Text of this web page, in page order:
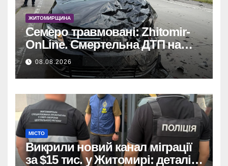
ЖИТОМИРЩИНА
Семеро травмовані: Zhitomir-
OnLine. Смертельна ДТП на
трасі, деталі аварії.
08.08.2026
МІСТО
Викрили новий канал міграції
за $15 тис. у Житомирі: деталі